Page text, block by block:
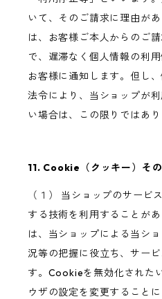
いて、そのご請求に理由が
は、お客様ご本人からのご
で、遅滞なく個人情報の利
お客様に通知します。但し
法令により、当ショップが
い場合は、この限りではあり
11. Cookie（クッキー）そ
（１） 当ショップのサー
する技術を利用することが
は、当ショップによる当シ
況等の把握に役立ち、サー
す。Cookieを無効化された
ウザの設定を変更すること